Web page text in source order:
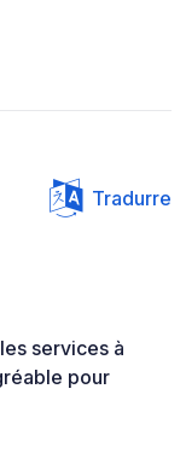
Tradurre
services à
pour